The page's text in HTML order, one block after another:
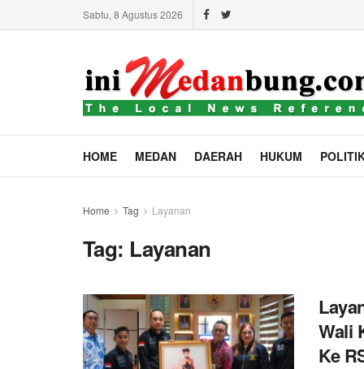
Sabtu, 8 Agustus 2026
HOME MEDAN DAERAH HUKUM
Home Tag Layanan
Tag: Layanan
Wali
Ke